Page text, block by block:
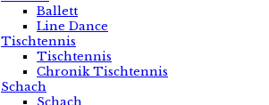
Ballett
Line Dance
Tischtennis
Tischtennis
Chronik Tischtennis
Schach
Schach